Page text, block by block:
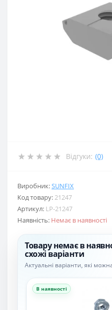
Відгуки: (0)
Виробник:SUNFIX
Код товару: 21247
Артикул: LP-21247
Наявність: Немає в наявності
Товару немає в
схожі варіанти
Актуальні варіанти, які
В наявності